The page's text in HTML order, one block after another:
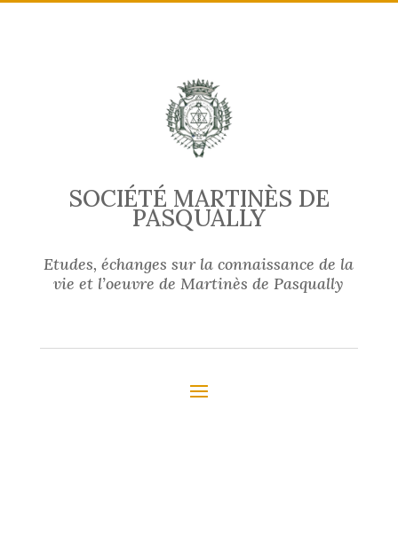
SOCIÉTÉ MARTINÈS DE
PASQUALLY
Etudes, échanges sur la connaissance de la
vie et l’oeuvre de Martinès de Pasqually